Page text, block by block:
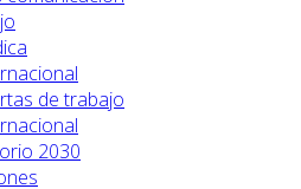
de trabajo
2030